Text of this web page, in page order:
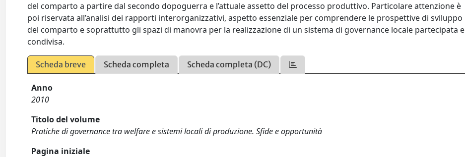
del comparto a partire dal secondo dopoguerra e l’attuale assetto del processo produttivo. Particolare attenzione è
poi riservata all’analisi dei rapporti interorganizzativi, aspetto essenziale per comprendere le prospettive di sviluppo
del comparto e soprattutto gli spazi di manovra per la realizzazione di un sistema di governance locale partecipata e
condivisa.
Scheda breve Scheda completa Scheda completa (DC)
Anno
2010
Titolo del volume
Pratiche di governance tra welfare e sistemi locali di produzione. Sfide e opportunità
Pagina iniziale